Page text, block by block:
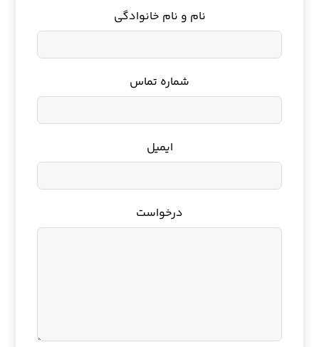
نام و نام خانوادگی
شماره تماس
ایمیل
درخواست